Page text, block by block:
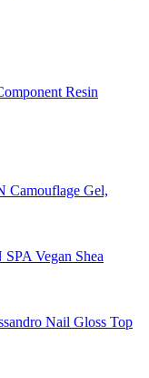
Resin
Camouflage Gel,
Vegan Shea
Nail Gloss Top